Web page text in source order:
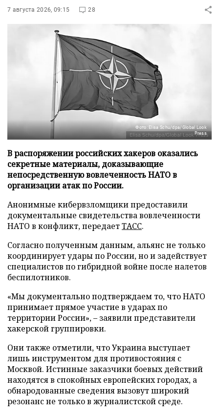
7 августа 2026, 09:15 28
Фото: Elisa Schu/dpa/Global Look
Press
В распоряжении российских хакеров оказались
секретные материалы, доказывающие
непосредственную вовлеченность НАТО в
организации атак по России.
Анонимные кибервзломщики предоставили
документальные свидетельства вовлеченности
НАТО в конфликт, передаетТАСС.
Согласно полученным данным, альянс не только
координирует удары по России, но и задействует
специалистов по гибридной войне после налетов
беспилотников.
«Мы документально подтверждаем то, что НАТО
принимает прямое участие в ударах по
территории России», – заявили представители
хакерской группировки.
Они также отметили, что Украина выступает
лишь инструментом для противостояния с
Москвой. Истинные заказчики боевых действий
находятся в спокойных европейских городах, а
обнародованные сведения вызовут широкий
резонанс не только в журналистской среде.